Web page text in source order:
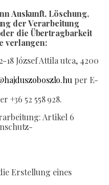
Auskunft, Löschung,
der Verarbeitung
die Übertragbarkeit
verlangen:
18 József Attila utca, 4200
per E-
+36 52 558 928.
Artikel 6
Erstellung eines